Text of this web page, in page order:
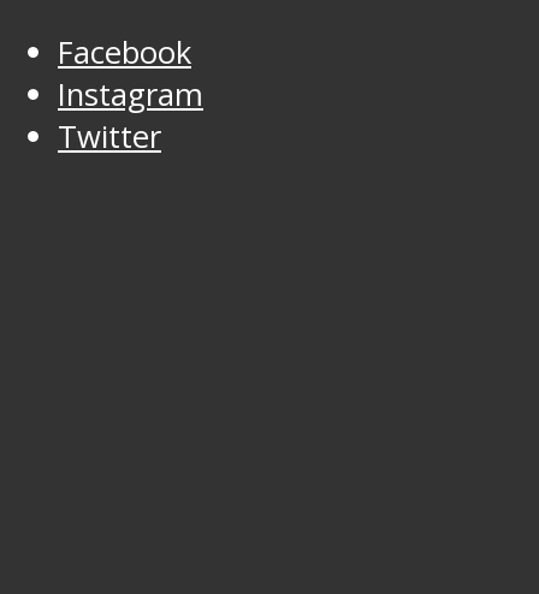
Facebook
Instagram
Twitter